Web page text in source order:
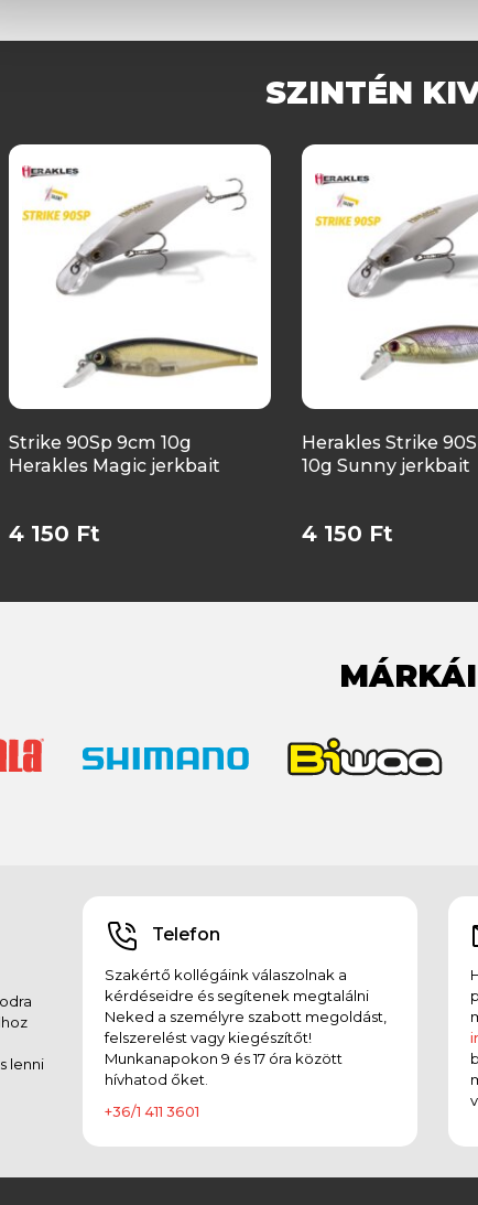
SZINTÉN
Strike 90Sp 9cm 10g
Herakles Magic jerkbait
4 150 Ft
Herakles Strike
10g Sunny jerkbait
4 150 Ft
lenni
Telefon
Szakértő kollégáink válaszolnak a
kérdéseidre és segítenek megtalálni
Neked a személyre szabott megoldást,
felszerelést vagy kiegészítőt!
Munkanapokon 9 és 17 óra között
hívhatod őket.
+36/1 411 3601